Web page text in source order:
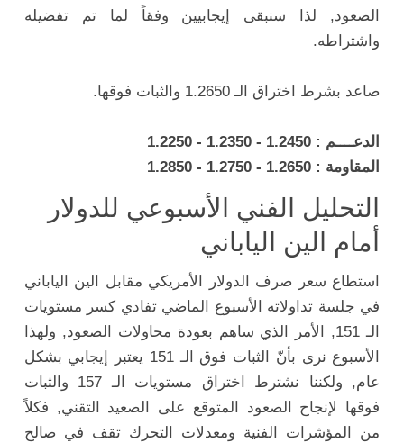
الصعود, لذا سنبقى إيجابيين وفقاً لما تم تفضيله
واشتراطه.
صاعد بشرط اختراق الـ 1.2650 والثبات فوقها.
الدعــــم : 1.2450 - 1.2350 - 1.2250
المقاومة : 1.2650 - 1.2750 - 1.2850
التحليل الفني الأسبوعي للدولار
أمام الين الياباني
استطاع سعر صرف الدولار الأمريكي مقابل الين الياباني
في جلسة تداولاته الأسبوع الماضي تفادي كسر مستويات
الـ 151, الأمر الذي ساهم بعودة محاولات الصعود, ولهذا
الأسبوع نرى بأنّ الثبات فوق الـ 151 يعتبر إيجابي بشكل
عام, ولكننا نشترط اختراق مستويات الـ 157 والثبات
فوقها لإنجاح الصعود المتوقع على الصعيد التقني, فكلاً
من المؤشرات الفنية ومعدلات التحرك تقف في صالح